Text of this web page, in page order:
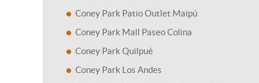
Coney Park Patio Outlet Maipú
Coney Park Mall Paseo Colina
Coney Park Quilpué
Coney Park Los Andes